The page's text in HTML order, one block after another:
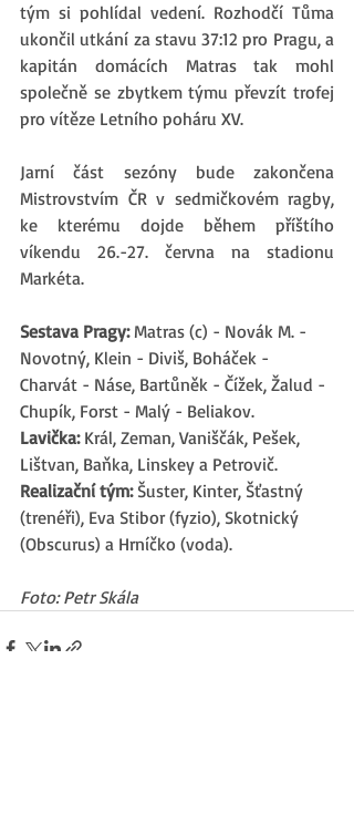
tým si pohlídal vedení. Rozhodčí Tůma
ukončil utkání za stavu 37:12 pro Pragu, a
kapitán domácích Matras tak mohl
společně se zbytkem týmu převzít trofej
pro vítěze Letního poháru XV.
Jarní část sezóny bude zakončena
Mistrovstvím ČR v sedmičkovém ragby,
ke kterému dojde během příštího
víkendu 26.-27. června na stadionu
Markéta.
Sestava Pragy: Matras (c) - Novák M. -
Novotný, Klein - Diviš, Boháček -
Charvát - Náse, Bartůněk - Čížek, Žalud -
Chupík, Forst - Malý - Beliakov.
Lavička: Král, Zeman, Vaniščák, Pešek,
Lištvan, Baňka, Linskey a Petrovič.
Realizační tým: Šuster, Kinter, Šťastný
(trenéři), Eva Stibor (fyzio), Skotnický
(Obscurus) a Hrníčko (voda).
Foto: Petr Skála